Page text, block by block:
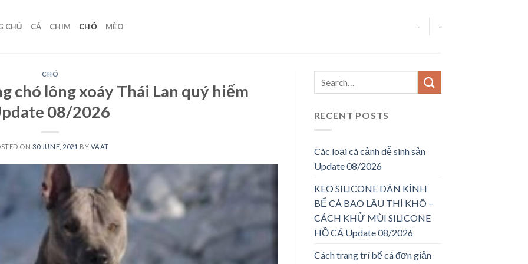
CHỦ CÁ CHIM CHÓ MÈO - -
CHÓ
chó lông xoáy Thái Lan quý hiếm
08/2026
ON30 JUNE, 2021 BY VAAT
RECENT POSTS
Các loại cá cảnh dễ sinh sản
Update 08/2026
KEO SILICONE DÁN KÍNH
BỂ CÁ BAO LÂU THÌ KHÔ –
CÁCH KHỬ MÙI SILICONE
HỒ CÁ Update 08/2026
Cách trang trí bể cá đơn giản